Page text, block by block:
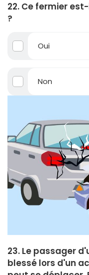
22. Ce fermier
?
Oui
Non
23. Le passager
blessé lors d'un